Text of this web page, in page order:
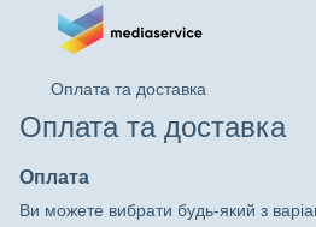
Оплата та доставка
Оплата та доставка
Оплата
Ви можете вибрати будь-який з